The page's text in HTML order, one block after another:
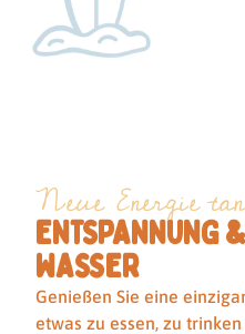
Neue Energie
ENTSPANNUNG
WASSER
Genießen Sie eine
etwas zu essen, zu